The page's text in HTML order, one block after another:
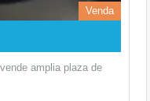
Venda
amplia plaza de